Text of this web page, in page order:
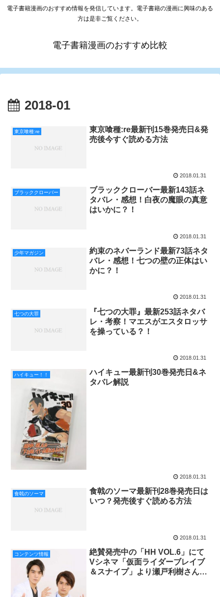
電子書籍漫画のおすすめ情報を発信しています。電子書籍の漫画に興味のある
方は是非ご覧ください。
電子書籍漫画のおすすめ比較
2018-01
東京喰種:re
東京喰種:re最新刊15巻発売日&発
売後今すぐ読める方法
2018.01.31
ブラッククローバー
ブラッククローバー最新143話ネ
タバレ・感想！白夜の魔眼の真意
はいかに？！
2018.01.31
少年マガジン
約束のネバーランド最新73話ネタ
バレ・感想！七つの壁の正体はい
かに？！
2018.01.31
七つの大罪
『七つの大罪』最新253話ネタバ
レ・考察！マエスがエスタロッサ
を操っている？！
2018.01.31
ハイキュー！！
ハイキュー最新刊30巻発売日&ネ
タバレ解説
2018.01.31
食戟のソーマ
食戟のソーマ最新刊28巻発売日は
いつ？発売後すぐ読める方法
2018.01.31
コンテンツ情報
絶賛発売中の「HH VOL.6」にて
Vシネマ「仮面ライダーブレイブ
＆スナイプ」より瀬戸利樹さん＆